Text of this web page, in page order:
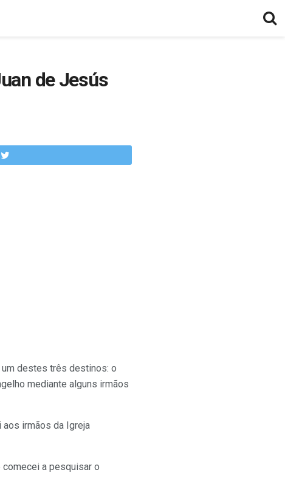
de Jesús
um destes três destinos: o
mediante alguns irmãos
irmãos da Igreja
a pesquisar o